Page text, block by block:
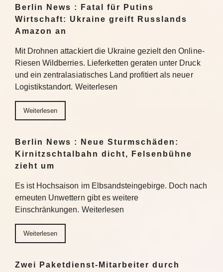
Berlin News : Fatal für Putins
Wirtschaft: Ukraine greift Russlands
Amazon an
Mit Drohnen attackiert die Ukraine gezielt den Online-
Riesen Wildberries. Lieferketten geraten unter Druck
und ein zentralasiatisches Land profitiert als neuer
Logistikstandort. Weiterlesen
Weiterlesen
Berlin News : Neue Sturmschäden:
Kirnitzschtalbahn dicht, Felsenbühne
zieht um
Es ist Hochsaison im Elbsandsteingebirge. Doch nach
erneuten Unwettern gibt es weitere
Einschränkungen. Weiterlesen
Weiterlesen
Zwei Paketdienst-Mitarbeiter durch